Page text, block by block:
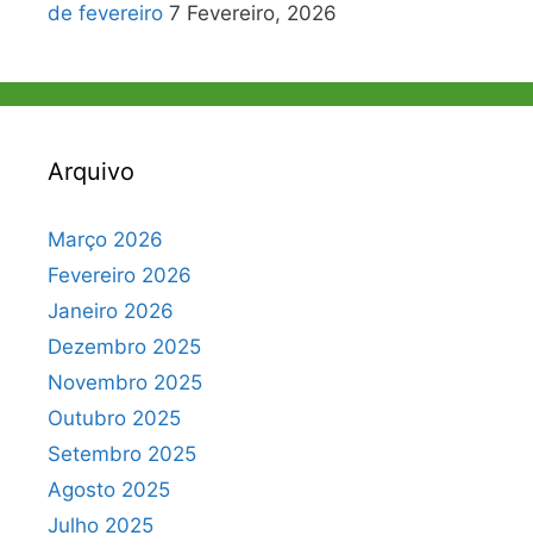
de fevereiro 7 Fevereiro, 2026
Arquivo
Março 2026
Fevereiro 2026
Janeiro 2026
Dezembro 2025
Novembro 2025
Outubro 2025
Setembro 2025
Agosto 2025
Julho 2025